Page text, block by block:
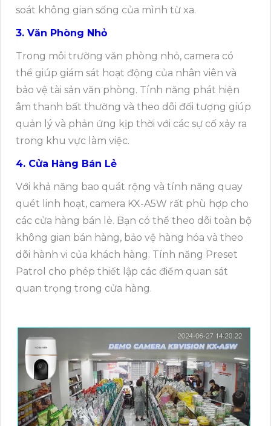
soát không gian sống của mình từ xa.
3. Văn Phòng Nhỏ
Trong môi trường văn phòng nhỏ, camera có
thể giúp giám sát hoạt động của nhân viên và
bảo vệ tài sản văn phòng. Tính năng phát hiện
âm thanh bất thường và theo dõi đối tượng giúp
quản lý và phản ứng kịp thời với các sự cố xảy ra
trong khu vực làm việc.
4. Cửa Hàng Bán Lẻ
Với khả năng bao quát rộng và tính năng quay
quét linh hoạt, camera KX-A5W rất phù hợp cho
các cửa hàng bán lẻ. Bạn có thể theo dõi toàn bộ
không gian bán hàng, bảo vệ hàng hóa và theo
dõi hành vi của khách hàng. Tính năng Preset
Patrol cho phép thiết lập các điểm quan sát
quan trọng trong cửa hàng.